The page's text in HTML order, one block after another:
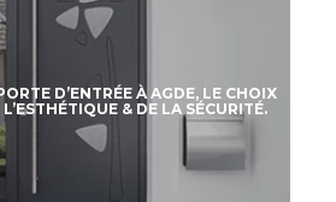
D’ENTRÉE À AGDE, LE CHOIX
& DE LA SÉCURITÉ.